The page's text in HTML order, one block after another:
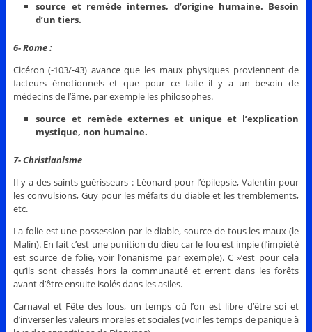
source et remède internes, d’origine humaine. Besoin
d’un tiers.
6- Rome :
Cicéron (-103/-43) avance que les maux physiques proviennent de
facteurs émotionnels et que pour ce faite il y a un besoin de
médecins de l’âme, par exemple les philosophes.
source et remède externes et unique et l’explication
mystique, non humaine.
7- Christianisme
Il y a des saints guérisseurs : Léonard pour l’épilepsie, Valentin pour
les convulsions, Guy pour les méfaits du diable et les tremblements,
etc.
La folie est une possession par le diable, source de tous les maux (le
Malin). En fait c’est une punition du dieu car le fou est impie (l’impiété
est source de folie, voir l’onanisme par exemple). C »‘est pour cela
qu’ils sont chassés hors la communauté et errent dans les forêts
avant d’être ensuite isolés dans les asiles.
Carnaval et Fête des fous, un temps où l’on est libre d’être soi et
d’inverser les valeurs morales et sociales (voir les temps de panique à